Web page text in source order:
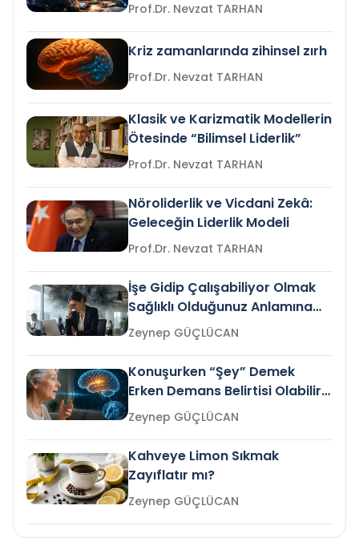
Prof.Dr. Nevzat TARHAN
Kriz zamanlarında zihinsel zırh
Prof.Dr. Nevzat TARHAN
Klasik ve Karizmatik Modellerin
Ötesinde “Bilimsel Liderlik”
Prof.Dr. Nevzat TARHAN
Nöroliderlik ve Vicdani Zekâ:
Geleceğin Liderlik Modeli
Prof.Dr. Nevzat TARHAN
İşe Gidip Çalışabiliyor Olmak
Sağlıklı Olduğunuz Anlamına
Gelir mi?Zeynep GÜÇLÜCAN
Konuşurken “Şey” Demek
Erken Demans Belirtisi Olabilir
mi?
Zeynep GÜÇLÜCAN
Kahveye Limon Sıkmak
Zayıflatır mı?
Zeynep GÜÇLÜCAN